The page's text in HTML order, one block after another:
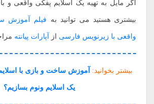
اگر مایل به تهیه یک اسلایم پفکی واقعی و
بیشتری هستید می توانید به فیلم آموزش
واقعی با زیرنویس فارسی از آپارات پیانته
بیشتر بخوانید: آموزش ساخت و بازی با
یک اسلایم ونوم بسازیم؟